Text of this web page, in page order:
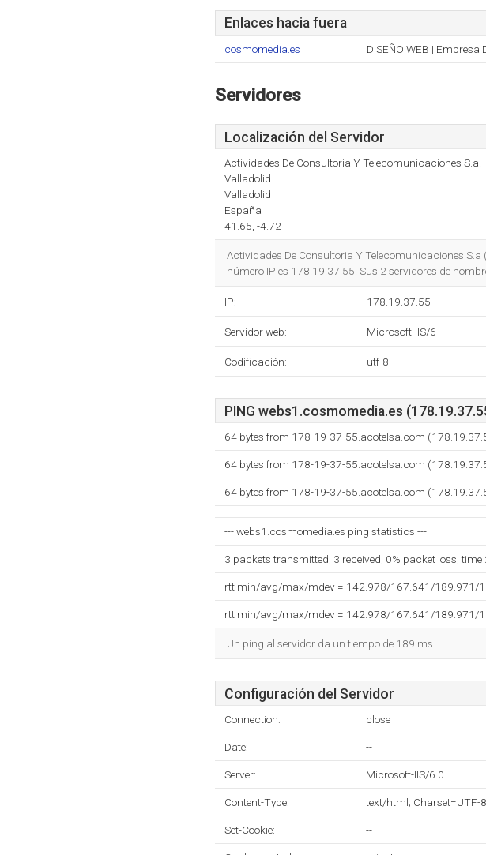
Enlaces hacia fuera
cosmomedia.es DISEÑO WEB |
Servidores
Localización del Servidor
Actividades De Consultoria Y Telecomunicaciones S.a.
Valladolid
Valladolid
España
41.65, -4.72
Actividades De Consultoria Y Telecomunicaciones
número IP es 178.19.37.55. Sus 2 servidores de
IP: 178.19.37.55
Servidor web: Microsoft-IIS/6
Codificación: utf-8
PING webs1.cosmomedia.es
64 bytes from 178-19-37-55.acotelsa.com
64 bytes from 178-19-37-55.acotelsa.com
64 bytes from 178-19-37-55.acotelsa.com
--- webs1.cosmomedia.es ping statistics ---
3 packets transmitted, 3 received, 0% packet loss,
rtt min/avg/max/mdev = 142.978/167.641/189.971/
rtt min/avg/max/mdev = 142.978/167.641/189.971/
Un ping al servidor da un tiempo de 189 ms.
Configuración del Servidor
Connection: close
Date: --
Server: Microsoft-IIS/6.0
Content-Type: text/html; Charset=UTF-8
Set-Cookie: --